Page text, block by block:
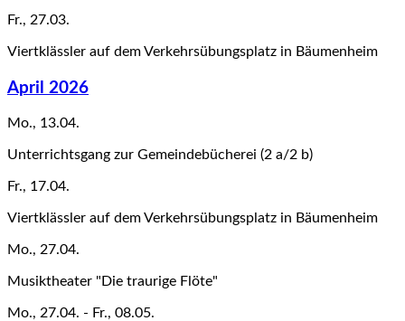
Fr., 27.03.
Viertklässler auf dem Verkehrsübungsplatz in Bäumenheim
April 2026
Mo., 13.04.
Unterrichtsgang zur Gemeindebücherei (2 a/2 b)
Fr., 17.04.
Viertklässler auf dem Verkehrsübungsplatz in Bäumenheim
Mo., 27.04.
Musiktheater "Die traurige Flöte"
Mo., 27.04. - Fr., 08.05.